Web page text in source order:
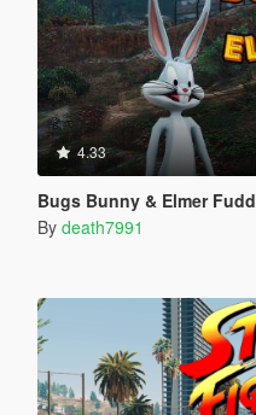
4.33
Bugs Bunny & Elmer Fudd
By death7991